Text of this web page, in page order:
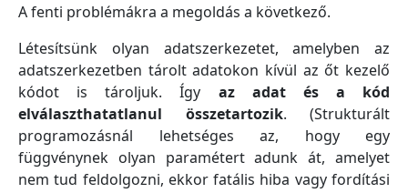
A fenti problémákra a megoldás a következő.
Létesítsünk olyan adatszerkezetet, amelyben az
adatszerkezetben tárolt adatokon kívül az őt kezelő
kódot is tároljuk. Így az adat és a kód
elválaszthatatlanul összetartozik. (Strukturált
programozásnál lehetséges az, hogy egy
függvénynek olyan paramétert adunk át, amelyet
nem tud feldolgozni, ekkor fatális hiba vagy fordítási